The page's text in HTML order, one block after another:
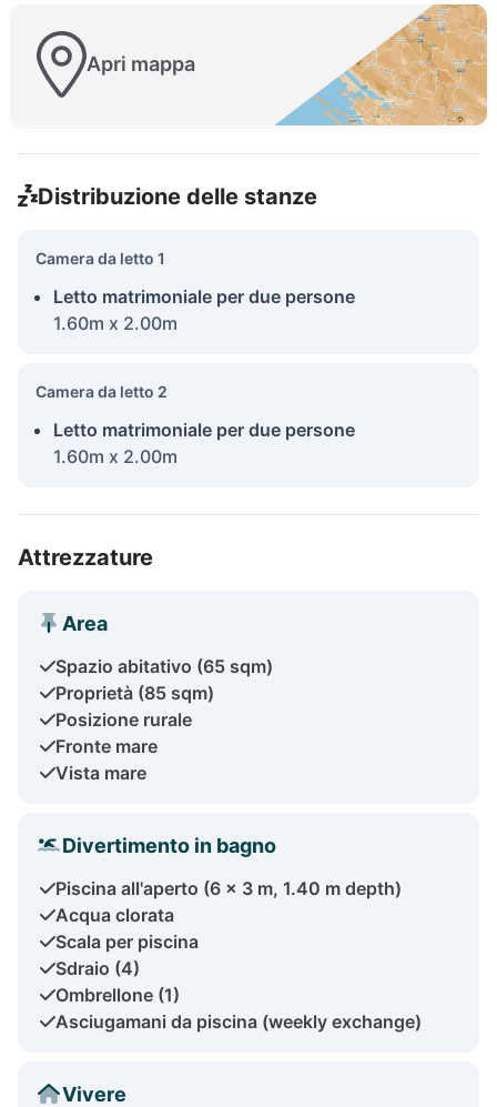
Apri mappa
Distribuzione delle stanze
Camera da letto 1
Letto matrimoniale per due persone
1.60m x 2.00m
Camera da letto 2
Letto matrimoniale per due persone
1.60m x 2.00m
Attrezzature
Area
Spazio abitativo (65 sqm)
Proprietà (85 sqm)
Posizione rurale
Fronte mare
Vista mare
Divertimento in bagno
Piscina all'aperto (6 x 3 m, 1.40 m depth)
Acqua clorata
Scala per piscina
Sdraio (4)
Ombrellone (1)
Asciugamani da piscina (weekly exchange)
Vivere